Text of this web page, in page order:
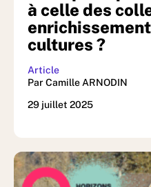
à celle des
cultures ?
Article
Par Camille ARNODIN
29 juillet 2025